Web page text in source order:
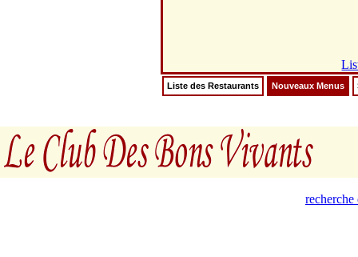
Liste des Restaurants Nouveaux Menus
recherche